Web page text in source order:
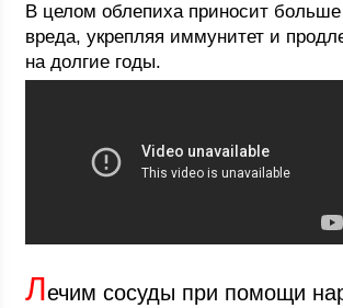
В целом облепиха приносит
вреда, укрепляя иммунитет и
на долгие годы.
Лечим сосуды при помощи